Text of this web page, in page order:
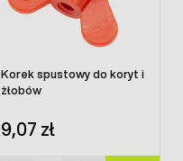
Korek spustowy do koryt i
żłobów
9,07 zł